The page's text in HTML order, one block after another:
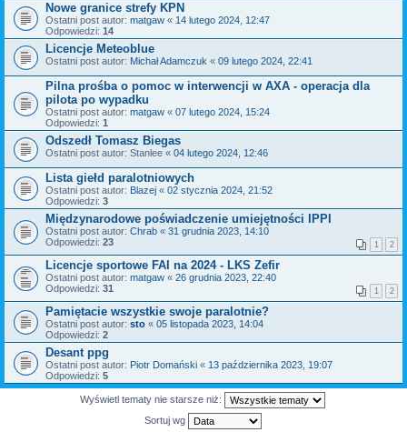
Nowe granice strefy KPN
Ostatni post autor: matgaw « 14 lutego 2024, 12:47
Odpowiedzi: 14
Licencje Meteoblue
Ostatni post autor: Michał Adamczuk « 09 lutego 2024, 22:41
Pilna prośba o pomoc w interwencji w AXA - operacja dla
pilota po wypadku
Ostatni post autor: matgaw « 07 lutego 2024, 15:24
Odpowiedzi: 1
Odszedł Tomasz Biegas
Ostatni post autor: Stanlee « 04 lutego 2024, 12:46
Lista giełd paralotniowych
Ostatni post autor: Blazej « 02 stycznia 2024, 21:52
Odpowiedzi: 3
Międzynarodowe poświadczenie umiejętności IPPI
Ostatni post autor: Chrab « 31 grudnia 2023, 14:10
Odpowiedzi: 23 1 2
Licencje sportowe FAI na 2024 - LKS Zefir
Ostatni post autor: matgaw « 26 grudnia 2023, 22:40
Odpowiedzi: 31 1 2
Pamiętacie wszystkie swoje paralotnie?
Ostatni post autor: sto « 05 listopada 2023, 14:04
Odpowiedzi: 2
Desant ppg
Ostatni post autor: Piotr Domański « 13 października 2023, 19:07
Odpowiedzi: 5
Wyświetl tematy nie starsze niż:
Sortuj wg